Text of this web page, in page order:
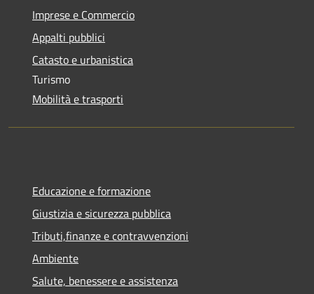
Imprese e Commercio
Appalti pubblici
Catasto e urbanistica
Turismo
Mobilità e trasporti
Educazione e formazione
Giustizia e sicurezza pubblica
Tributi,finanze e contravvenzioni
Ambiente
Salute, benessere e assistenza